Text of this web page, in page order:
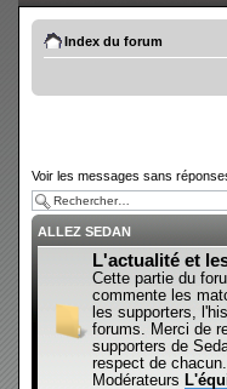
Index du forum
Voir les messages sans
ALLEZ SEDAN
L'actualité et
Cette partie du
commente les
les supporters,
forums. Merci de
supporters de
respect de chacun.
Modérateurs